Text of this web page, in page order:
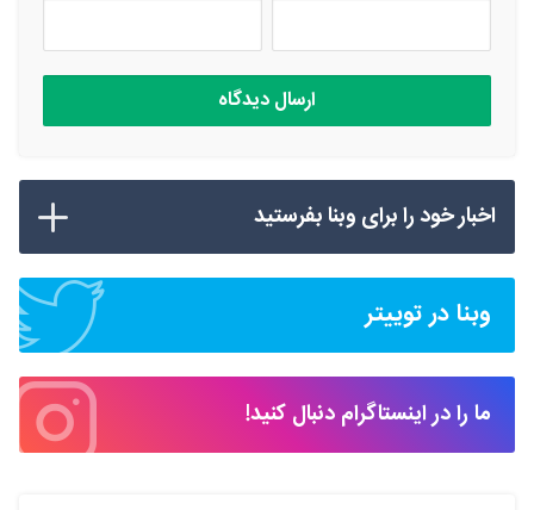
اخبار خود را برای وبنا بفرستید
وبنا در توییتر
ما را در اینستاگرام دنبال کنید!